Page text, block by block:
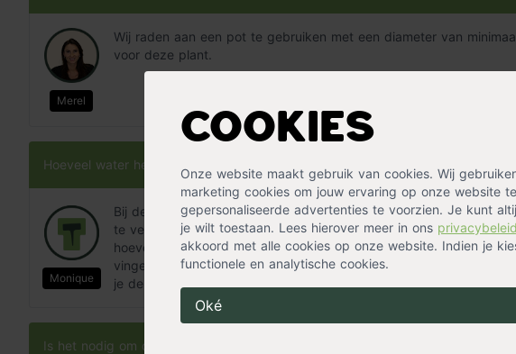
Cookies
Onze website maakt gebruik van cookies. Wij
marketing cookies om jouw ervaring op onze website
gepersonaliseerde advertenties te voorzien. Je kunt
je wilt toestaan. Lees hierover meer in ons privacybeleid
akkoord met alle cookies op onze website. Indien je
functionele en analytische cookies.
Oké
plant kun je de plant gedurende de lente en zomer regelmatig Pokon
geven.
Merel
Wij raden aan een pot te gebruiken met een diameter van
voor deze plant.
Hoeveel water heeft de bladbegonia nodig?
Monique
Bij de bladbegonia moet de grond altijd lichtvochtig zijn. Let wel
te veel aan water kan tot wortelrot leiden. Om goed te kunnen
hoeveel water jouw bladbegonia nodig heeft, kun je in het begin
vinger in de grond steken om na te gaan hoe vochtig de grond is.
je de hoeveelheid water aanpassen.
Is het nodig om de bladbegonia te sproeien?